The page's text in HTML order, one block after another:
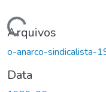
Carregando...
Arquivos
o-anarco-sindicalista-
Data